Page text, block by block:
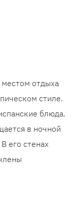
отдыха
стиле.
блюда.
в ночной
его стенах